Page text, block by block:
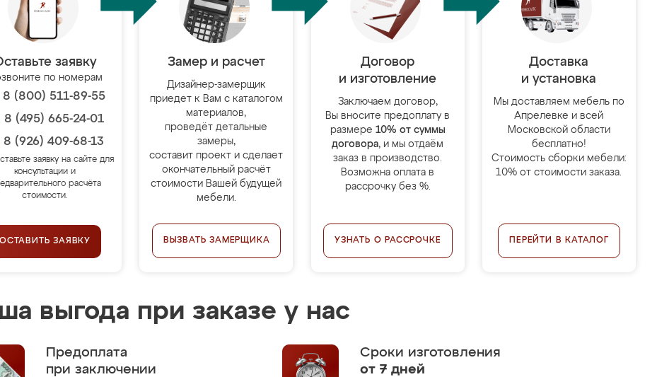
заявку
по номерам
8 (800) 511-89-55
8 (495) 665-24-01
8 (926) 409-68-13
заявку на сайте для
консультации и
расчёта
стоимости.
ОСТАВИТЬ ЗАЯВКУ
Замер и расчет
Дизайнер-замерщик
приедет к Вам с каталогом
материалов,
проведёт детальные
замеры,
составит проект и сделает
окончательный расчёт
стоимости Вашей будущей
мебели.
ВЫЗВАТЬ ЗАМЕРЩИКА
Договор
и изготовление
Заключаем договор,
Вы вносите предоплату в
размере 10% от суммы
договора, и мы отдаём
заказ в производство.
Возможна оплата в
рассрочку без %.
УЗНАТЬ О РАССРОЧКЕ
Доставка
и установка
Мы доставляем мебель по
Апрелевке и всей
Московской области
бесплатно!
Стоимость сборки мебели:
10% от стоимости заказа.
ПЕРЕЙТИ В КАТАЛОГ
выгода при заказе у нас
Предоплата
при заключении
Сроки изготовления
от 7 дней